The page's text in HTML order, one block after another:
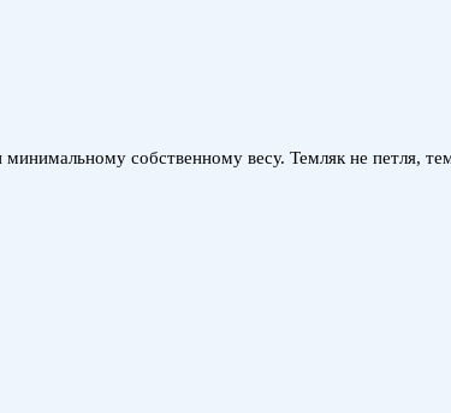
собственному весу. Темляк не петля,